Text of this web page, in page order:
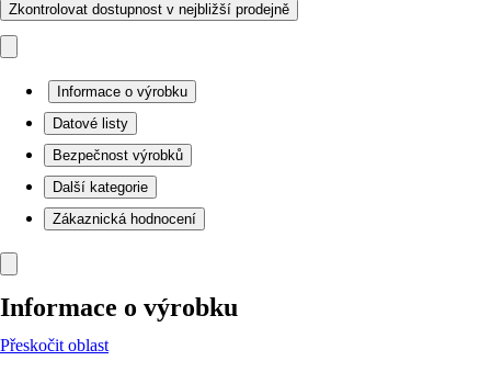
Zkontrolovat dostupnost v nejbližší prodejně
Informace o výrobku
Datové listy
Bezpečnost výrobků
Další kategorie
Zákaznická hodnocení
Informace o výrobku
Přeskočit oblast